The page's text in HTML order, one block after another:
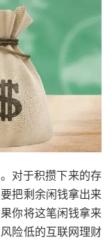
对于积攒下来的存
把剩余闲钱拿出来
你将这笔闲钱拿来
险低的互联网理财